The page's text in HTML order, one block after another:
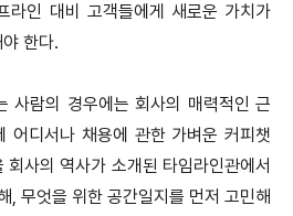
라인 대비 고객들에게 새로운 가치가
한다.
사람의 경우에는 회사의 매력적인 근
어디서나 채용에 관한 가벼운 커피챗
사의 역사가 소개된 타임라인관에서
, 무엇을 위한 공간일지를 먼저 고민해